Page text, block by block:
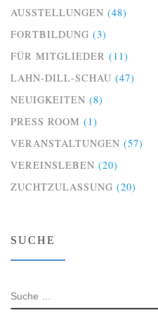
AUSSTELLUNGEN (48)
FORTBILDUNG (3)
FÜR MITGLIEDER (11)
LAHN-DILL-SCHAU (47)
NEUIGKEITEN (8)
PRESS ROOM (1)
VERANSTALTUNGEN (57)
VEREINSLEBEN (20)
ZUCHTZULASSUNG (20)
SUCHE
SUCHE